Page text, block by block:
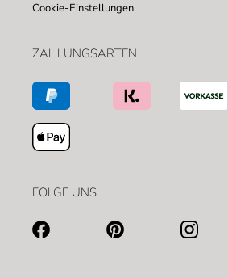
Cookie-Einstellungen
ZAHLUNGSARTEN
FOLGE UNS